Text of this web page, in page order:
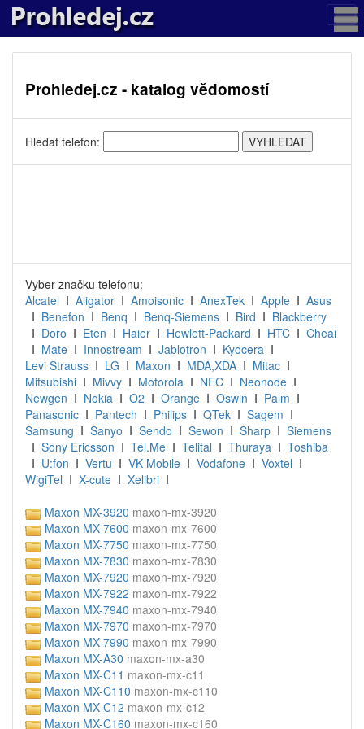
Prohledej.cz - katalog vědomostí
Hledat telefon:
Vyber značku telefonu:
Alcatel I Aligator I Amoisonic I AnexTek I Apple I Asus
I Benefon I Benq I Benq-Siemens I Bird I Blackberry
I Doro I Eten I Haier I Hewlett-Packard I HTC I Cheai
I Mate I Innostream I Jablotron I Kyocera I
Levi Strauss I LG I Maxon I MDA,XDA I Mitac I
Mitsubishi I Mivvy I Motorola I NEC I Neonode I
Newgen I Nokia I O2 I Orange I Oswin I Palm I
Panasonic I Pantech I Philips I QTek I Sagem I
Samsung I Sanyo I Sendo I Sewon I Sharp I Siemens
I Sony Ericsson I Tel.Me I Telital I Thuraya I Toshiba
I U:fon I Vertu I VK Mobile I Vodafone I Voxtel I
WigiTel I X-cute I Xelibri I
Maxon MX-3920 maxon-mx-3920
Maxon MX-7600 maxon-mx-7600
Maxon MX-7750 maxon-mx-7750
Maxon MX-7830 maxon-mx-7830
Maxon MX-7920 maxon-mx-7920
Maxon MX-7922 maxon-mx-7922
Maxon MX-7940 maxon-mx-7940
Maxon MX-7970 maxon-mx-7970
Maxon MX-7990 maxon-mx-7990
Maxon MX-A30 maxon-mx-a30
Maxon MX-C11 maxon-mx-c11
Maxon MX-C110 maxon-mx-c110
Maxon MX-C12 maxon-mx-c12
Maxon MX-C160 maxon-mx-c160